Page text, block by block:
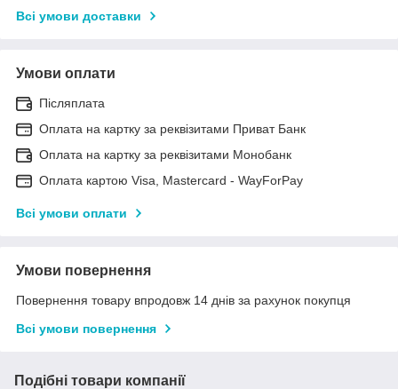
Всі умови доставки
Умови оплати
Післяплата
Оплата на картку за реквізитами Приват Банк
Оплата на картку за реквізитами Монобанк
Оплата картою Visa, Mastercard - WayForPay
Всі умови оплати
Умови повернення
Повернення товару впродовж 14 днів за рахунок покупця
Всі умови повернення
Подібні товари компанії